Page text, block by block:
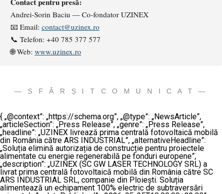
Andrei-Sorin Baciu — Co-fondator UZINEX
📧 Email: contact@uzinex.ro
📞 Telefon: +40 785 377 577
🌐 Web: www.uzinex.ro
— S F Â R Ș I T C O M U N I C A T —
{ „@context”: „https://schema.org”, „@type”: „NewsArticle”,
„articleSection”: „Press Release”, „genre”: „Press Release”,
„headline”: „UZINEX livrează prima centrală fotovoltaică mobilă
din România către ARS INDUSTRIAL”, „alternativeHeadline”:
„Soluția elimină autorizația de construcție pentru proiectele
alimentate cu energie regenerabilă pe fonduri europene”,
„description”: „UZINEX (SC GW LASER TECHNOLOGY SRL) a
livrat prima centrală fotovoltaică mobilă din România către SC
ARS INDUSTRIAL SRL, companie din Ploiești. Soluția
alimentează un echipament 100% electric de subtraversări